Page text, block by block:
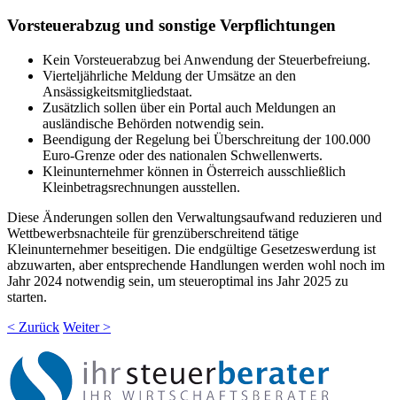
Vorsteuerabzug und sonstige Verpflichtungen
Kein Vorsteuerabzug bei Anwendung der Steuerbefreiung.
Vierteljährliche Meldung der Umsätze an den
Ansässigkeitsmitgliedstaat.
Zusätzlich sollen über ein Portal auch Meldungen an
ausländische Behörden notwendig sein.
Beendigung der Regelung bei Überschreitung der 100.000
Euro-Grenze oder des nationalen Schwellenwerts.
Kleinunternehmer können in Österreich ausschließlich
Kleinbetragsrechnungen ausstellen.
Diese Änderungen sollen den Verwaltungsaufwand reduzieren und
Wettbewerbsnachteile für grenzüberschreitend tätige
Kleinunternehmer beseitigen. Die endgültige Gesetzeswerdung ist
abzuwarten, aber entsprechende Handlungen werden wohl noch im
Jahr 2024 notwendig sein, um steueroptimal ins Jahr 2025 zu
starten.
< Zurück Weiter >